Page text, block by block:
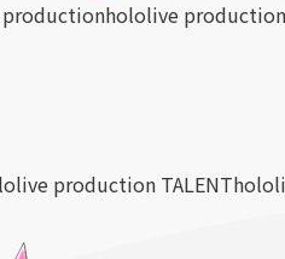
hololive production
production TALENT